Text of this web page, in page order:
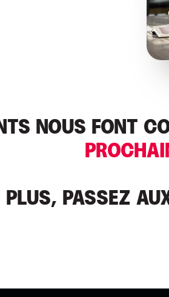
NOUS FONT
PLUS, PASSEZ